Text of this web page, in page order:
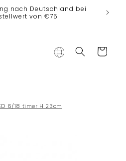
nach Deutschland bei
von €75
Warenkorb
6/18 timer H 23cm